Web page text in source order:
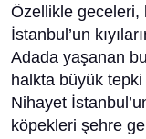
Özellikle geceleri,
İstanbul’un
Adada yaşanan
halkta büyük
Nihayet
köpekleri şehre